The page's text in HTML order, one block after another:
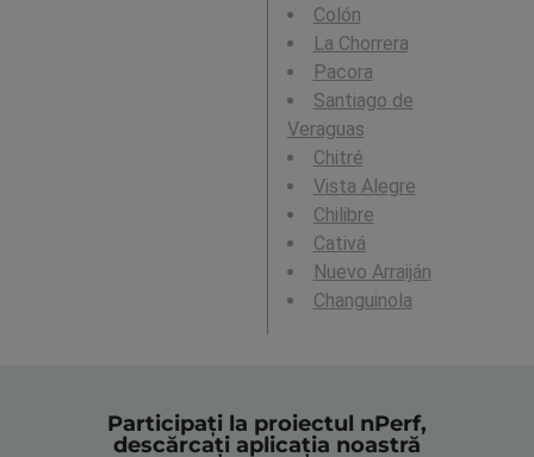
Colón
La Chorrera
Pacora
Santiago de
Veraguas
Chitré
Vista Alegre
Chilibre
Cativá
Nuevo Arraiján
Changuinola
Participați la proiectul nPerf,
descărcați aplicația noastră